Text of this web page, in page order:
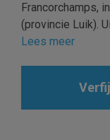
Francorchamps,
(provincie Luik).
Lees meer